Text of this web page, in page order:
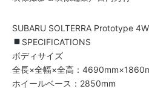
SUBARU SOLTERRA Prototype
SPECIFICATIONS
ボディサイズ
全長×全幅×全高：
ホイールベース：2850mm